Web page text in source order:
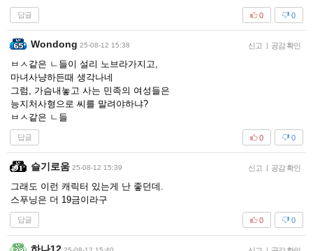
답글 0
0
Wondong 25-08-12 15:38 신고 | 공감 확인
ㅂㅅ같은 ㄴ들이 설리 노브라가지고,
마녀사냥하든때 생각나네
그럼, 가슴내놓고 사는 민족의 여성들은
능지처사형으로 씨를 말려야하냐?
ㅂㅅ같은 ㄴ들
답글 0
0
슬기로움 25-08-12 15:39 신고 | 공감 확인
그래도 이런 캐릭터 있는게 난 좋던데.
스푸닝은 더 19금이라구
답글 0
0